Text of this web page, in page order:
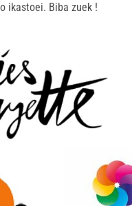
ikastoei. Biba zuek !